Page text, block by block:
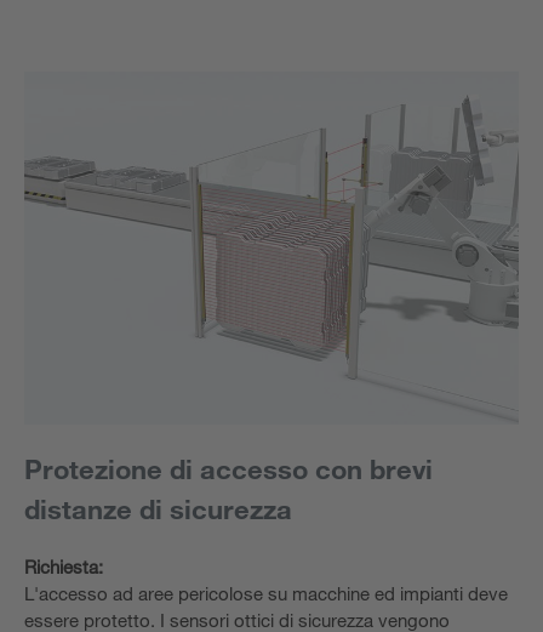
Protezione di accesso con brevi
distanze di sicurezza
Richiesta:
L'accesso ad aree pericolose su macchine ed impianti deve
essere protetto. I sensori ottici di sicurezza vengono